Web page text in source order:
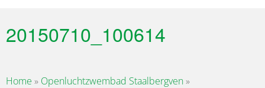
20150710_100614
Home » Openluchtzwembad Staalbergven»